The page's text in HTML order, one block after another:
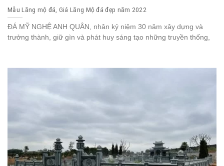
Mẫu Lăng mộ đá, Giá Lăng Mộ đá đẹp năm 2022
ĐÁ MỸ NGHỆ ANH QUÂN, nhân kỷ niệm 30 năm xây dựng và
trưởng thành, giữ gìn và phát huy sáng tạo những truyền thống,